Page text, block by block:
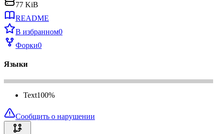
77 KiB
README
В избранном0
Форки0
Языки
Text100%
Сообщить о нарушении